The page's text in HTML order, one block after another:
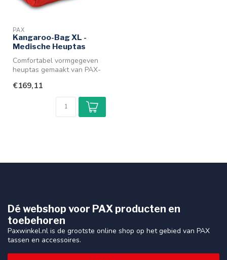
PAX
Kangaroo-Bag XL -
Medische Heuptas
Comfortabel vormgegeven
heuptas gemaakt van PAX-
strepen.
€169,11
Dé webshop voor PAX producten en
toebehoren
Paxwinkel.nl is de grootste online shop op het gebied van PAX
tassen en accessoires.